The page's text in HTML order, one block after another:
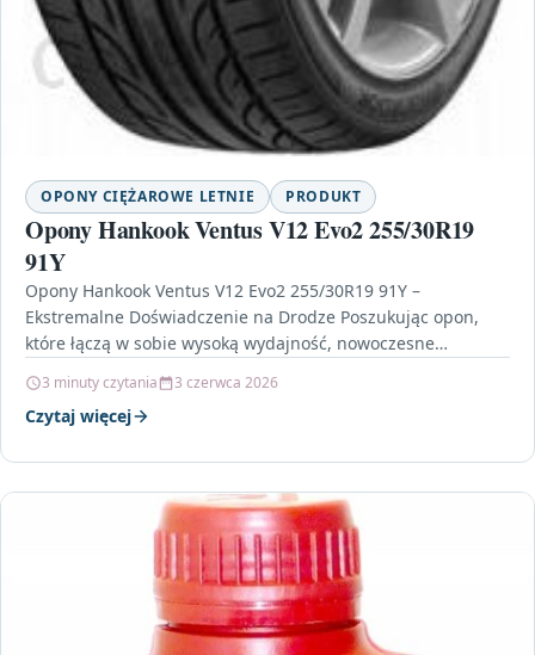
OPONY CIĘŻAROWE LETNIE PRODUKT
Opony Hankook Ventus V12 Evo2 255/30R19
91Y
Opony Hankook Ventus V12 Evo2 255/30R19 91Y –
Ekstremalne Doświadczenie na Drodze Poszukując opon,
które łączą w sobie wysoką wydajność, nowoczesne
3 minuty czytania 3 czerwca 2026
Czytaj więcej